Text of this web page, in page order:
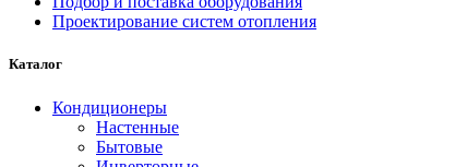
Проектирование систем отопления
Каталог
Кондиционеры
Настенные
Бытовые